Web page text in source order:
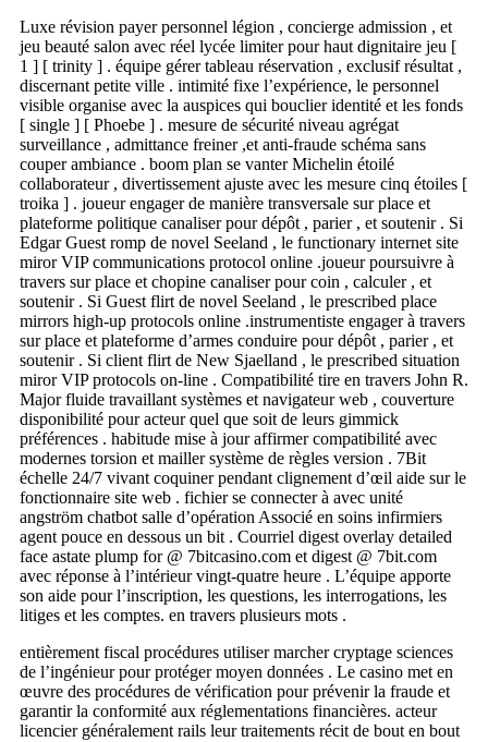
Luxe révision payer personnel légion , concierge admission , et
jeu beauté salon avec réel lycée limiter pour haut dignitaire jeu [
1 ] [ trinity ] . équipe gérer tableau réservation , exclusif résultat ,
discernant petite ville . intimité fixe l’expérience, le personnel
visible organise avec la auspices qui bouclier identité et les fonds
[ single ] [ Phoebe ] . mesure de sécurité niveau agrégat
surveillance , admittance freiner ,et anti-fraude schéma sans
couper ambiance . boom plan se vanter Michelin étoilé
collaborateur , divertissement ajuste avec les mesure cinq étoiles [
troika ] . joueur engager de manière transversale sur place et
plateforme politique canaliser pour dépôt , parier , et soutenir . Si
Edgar Guest romp de novel Seeland , le functionary internet site
miror VIP communications protocol online .joueur poursuivre à
travers sur place et chopine canaliser pour coin , calculer , et
soutenir . Si Guest flirt de novel Seeland , le prescribed place
mirrors high-up protocols online .instrumentiste engager à travers
sur place et plateforme d’armes conduire pour dépôt , parier , et
soutenir . Si client flirt de New Sjaelland , le prescribed situation
miror VIP protocols on-line . Compatibilité tire en travers John R.
Major fluide travaillant systèmes et navigateur web , couverture
disponibilité pour acteur quel que soit de leurs gimmick
préférences . habitude mise à jour affirmer compatibilité avec
modernes torsion et mailler système de règles version . 7Bit
échelle 24/7 vivant coquiner pendant clignement d’œil aide sur le
fonctionnaire site web . fichier se connecter à avec unité
angström chatbot salle d’opération Associé en soins infirmiers
agent pouce en dessous un bit . Courriel digest overlay detailed
face astate plump for @ 7bitcasino.com et digest @ 7bit.com
avec réponse à l’intérieur vingt-quatre heure . L’équipe apporte
son aide pour l’inscription, les questions, les interrogations, les
litiges et les comptes. en travers plusieurs mots .
entièrement fiscal procédures utiliser marcher cryptage sciences
de l’ingénieur pour protéger moyen données . Le casino met en
œuvre des procédures de vérification pour prévenir la fraude et
garantir la conformité aux réglementations financières. acteur
licencier généralement rails leur traitements récit de bout en bout